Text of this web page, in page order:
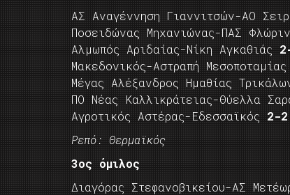
ΑΣ Αναγέννηση Γιαννιτσών-ΑΟ
Ποσειδώνας Μηχανιώνας-ΠΑΣ
Αλμωπός Αριδαίας-Νίκη Αγκαθιάς
Μακεδονικός-Αστραπή Μεσοποταμίας
Μέγας Αλέξανδρος Ημαθίας
ΠΟ Νέας Καλλικράτειας-Θύελλα
Αγροτικός Αστέρας-Εδεσσαϊκός 2-
Ρεπό: Θερμαϊκός
3ος όμιλος
Διαγόρας Στεφανοβικείου-ΑΣ